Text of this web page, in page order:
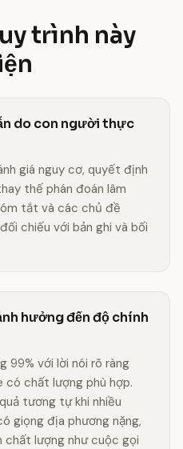
trình này
do con người thực
giá nguy cơ, quyết định
thế phán đoán lâm
tắt và các chủ đề
chiếu với bản ghi và bối
hưởng đến độ chính
99% với lời nói rõ ràng
có chất lượng phù hợp.
tương tự khi nhiều
giọng địa phương nặng,
chất lượng như cuộc gọi